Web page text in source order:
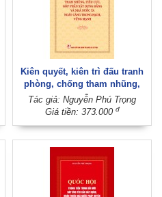
Kiên quyết, kiên trì đấu tranh
phòng, chống tham nhũng,
tiêu cực góp phần xây dựng
Đảng và Nhà nước ta ngày
Tác giả: Nguyễn Phú Trọng
Giá tiền: 373.000 đ